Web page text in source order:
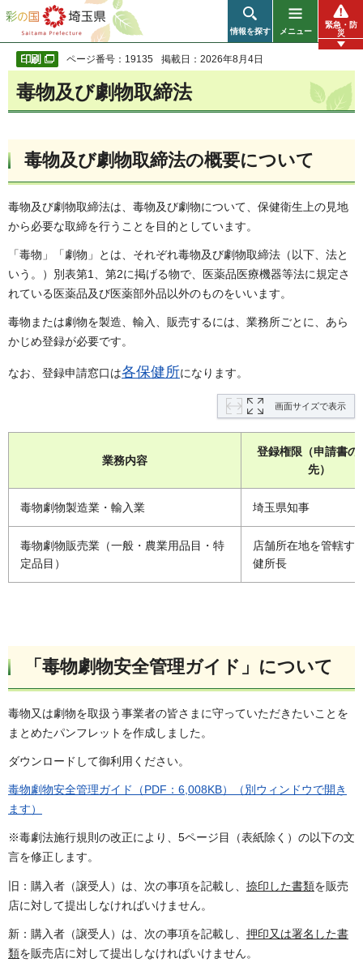
彩の国 埼玉県
情報を探す メニュー
緊急・防
災
ページ番号：19135 掲載日：2026年8月4日
毒物及び劇物取締法
毒物及び劇物取締法の概要について
毒物及び劇物取締法は、毒物及び劇物について、保健衛生上の見地
から必要な取締を行うことを目的としています。
「毒物」「劇物」とは、それぞれ毒物及び劇物取締法（以下、法と
いう。）別表第1、第2に掲げる物で、医薬品医療機器等法に規定さ
れている医薬品及び医薬部外品以外のものをいいます。
毒物または劇物を製造、輸入、販売するには、業務所ごとに、あら
かじめ登録が必要です。
なお、登録申請窓口は各保健所になります。
画面サイズで表示
業務内容
登録権限（申請書の
先）
毒物劇物製造業・輸入業 埼玉県知事
毒物劇物販売業（一般・農業用品目・特
定品目）
店舗所在地を管轄す
健所長
「毒物劇物安全管理ガイド」について
毒物又は劇物を取扱う事業者の皆さまに守っていただきたいことを
まとめたパンフレットを作成しました。
ダウンロードして御利用ください。
毒物劇物安全管理ガイド（PDF：6,008KB）（別ウィンドウで開き
ます）
※毒劇法施行規則の改正により、5ページ目（表紙除く）の以下の文
言を修正します。
旧：購入者（譲受人）は、次の事項を記載し、 捺印した書類を販売
店に対して提出しなければいけません。
新：購入者（譲受人）は、次の事項を記載し、 押印又は署名した書
類を販売店に対して提出しなければいけません。